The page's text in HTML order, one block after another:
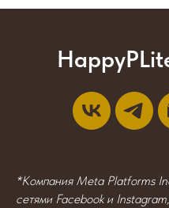
*Компания Meta Platforms
сетями Facebook и